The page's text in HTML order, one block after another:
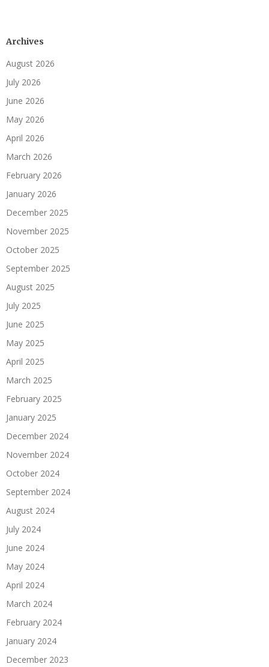
Archives
August 2026
July 2026
June 2026
May 2026
April 2026
March 2026
February 2026
January 2026
December 2025
November 2025
October 2025
September 2025
August 2025
July 2025
June 2025
May 2025
April 2025
March 2025
February 2025
January 2025
December 2024
November 2024
October 2024
September 2024
August 2024
July 2024
June 2024
May 2024
April 2024
March 2024
February 2024
January 2024
December 2023